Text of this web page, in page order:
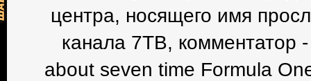
центра, носящего имя
канала 7ТВ, комментатор
about seven time Formula